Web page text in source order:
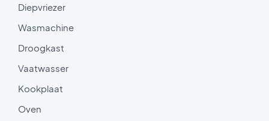
Diepvriezer
Wasmachine
Droogkast
Vaatwasser
Kookplaat
Oven